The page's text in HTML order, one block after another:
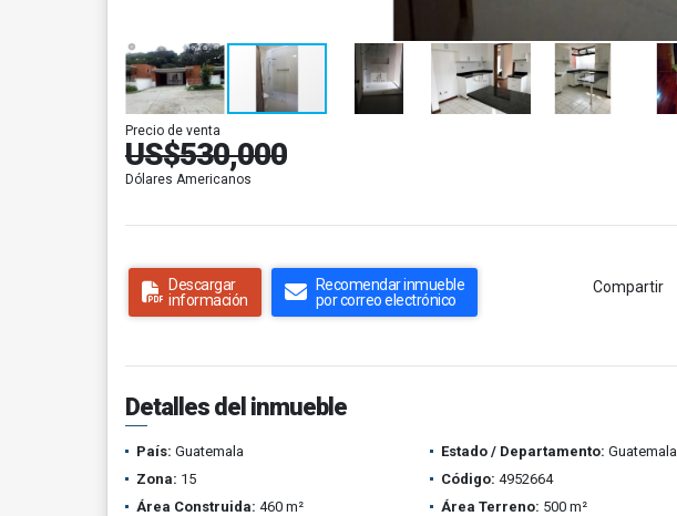
Precio de venta
US$530,000
Dólares Americanos
Descargar
información
Recomendar inmueble
por correo electrónico
Compartir
Detalles del inmueble
País: Guatemala Estado / Departamento: Guatemala
Zona: 15 Código: 4952664
Área Construida: 460 m² Área Terreno: 500 m²